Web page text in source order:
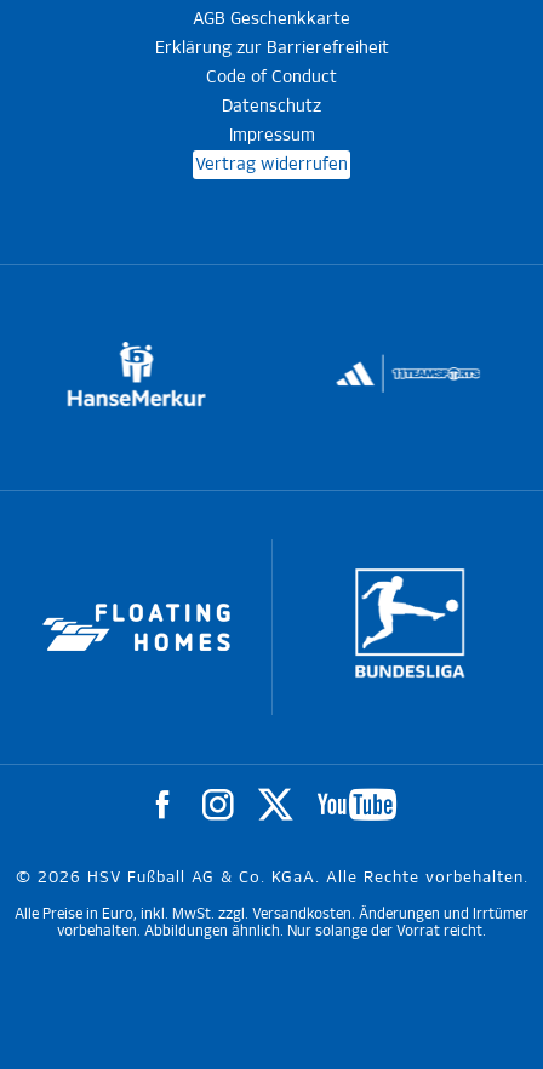
AGB Geschenkkarte
Erklärung zur Barrierefreiheit
Code of Conduct
Datenschutz
Impressum
Vertrag widerrufen
© 2026 HSV Fußball AG & Co. KGaA. Alle Rechte vorbehalten.
Alle Preise in Euro, inkl. MwSt. zzgl. Versandkosten. Änderungen und Irrtümer
vorbehalten. Abbildungen ähnlich. Nur solange der Vorrat reicht.